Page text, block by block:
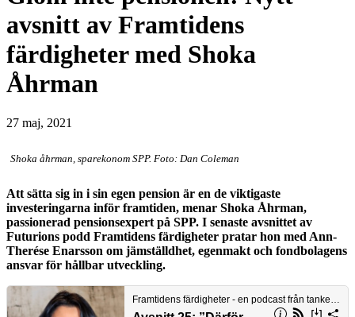
avsnitt av Framtidens
färdigheter med Shoka
Åhrman
27 maj, 2021
Shoka åhrman, sparekonom SPP. Foto: Dan Coleman
Att sätta sig in i sin egen pension är en de viktigaste
investeringarna inför framtiden, menar Shoka Åhrman,
passionerad pensionsexpert på SPP. I senaste avsnittet av
Futurions podd Framtidens färdigheter pratar hon med Ann-
Therése Enarsson om jämställdhet, egenmakt och fondbolagens
ansvar för hållbar utveckling.